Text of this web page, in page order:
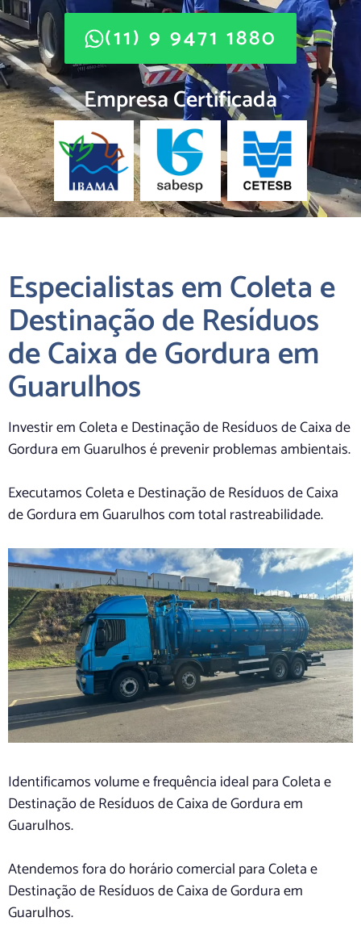
(11) 9 9471 1880
Empresa Certificada
Especialistas em Coleta e
Destinação de Resíduos
de Caixa de Gordura em
Guarulhos
Investir em Coleta e Destinação de Resíduos de Caixa de
Gordura em Guarulhos é prevenir problemas ambientais.
Executamos Coleta e Destinação de Resíduos de Caixa
de Gordura em Guarulhos com total rastreabilidade.
Identificamos volume e frequência ideal para Coleta e
Destinação de Resíduos de Caixa de Gordura em
Guarulhos.
Atendemos fora do horário comercial para Coleta e
Destinação de Resíduos de Caixa de Gordura em
Guarulhos.